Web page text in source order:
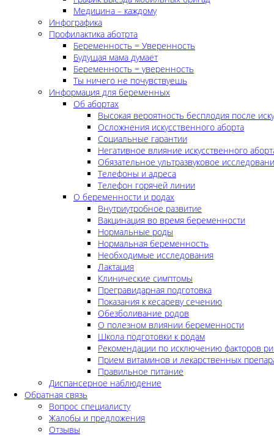
Медицина – каждому
Инфографика
Профилактика аботрта
Беременность = Уверенность
Будущая мама думает
Беременность = уверенность
Ты ничего не почувствуешь
Информация для беременных
Об абортах
Высокая вероятность бесплодия после
Осложнения искусственного аборта
Социальные гарантии
Негативное влияние искусственного
Обязательное ультразвуковое
Телефоны и адреса
Телефон горячей линии
О беременности и родах
Внутриутробное развитие
Вакцинация во время беременности
Нормальные роды
Нормальная беременность
Необходимые исследования
Лактация
Клинические симптомы
Прегравидарная подготовка
Показания к кесареву сечению
Обезболивание родов
О полезном влиянии беременности
Школа подготовки к родам
Рекомендации по исключению факторов
Прием витаминов и лекарственных
Правильное питание
Диспансерное наблюдение
Обратная связь
Вопрос специалисту
Жалобы и предложения
Отзывы